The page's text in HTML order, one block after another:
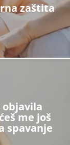
zaštita
objavila
me još
spavanje